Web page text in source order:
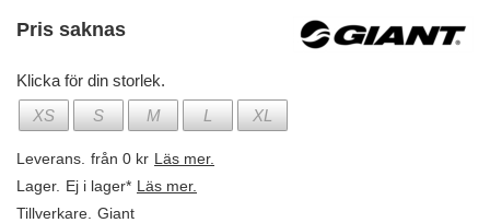
Pris saknas
Klicka för din storlek.
XS
S M L XL
Leverans. från 0 kr Läs mer.
Lager. Ej i lager* Läs mer.
Tillverkare. Giant